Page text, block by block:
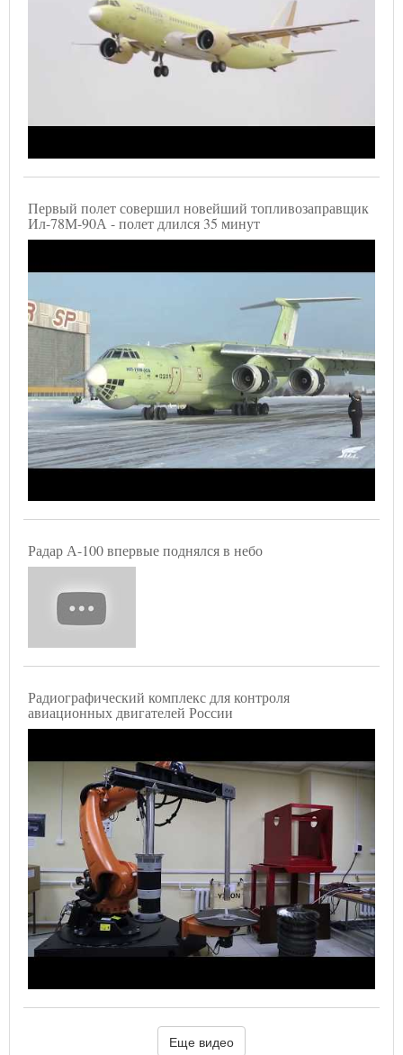
Первый полет совершил новейший топливозаправщик
Ил-78М-90А - полет длился 35 минут
Радар А-100 впервые поднялся в небо
Радиографический комплекс для контроля
авиационных двигателей России
Еще видео